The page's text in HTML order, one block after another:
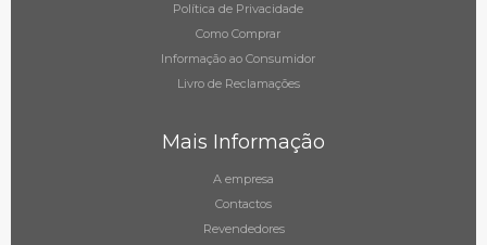
Política de Privacidade
Como Comprar
Informação ao Consumidor
Livro de Reclamações
Mais Informação
A empresa
Contactos
Revendedores